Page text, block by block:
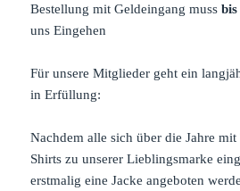
Bestellung mit Geldeingang muss
uns Eingehen
Für unsere Mitglieder geht ein
in Erfüllung:
Nachdem alle sich über die Jahre
Shirts zu unserer Lieblingsmarke
erstmalig eine Jacke angeboten